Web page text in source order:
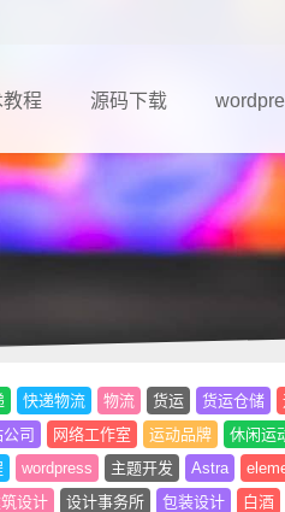
程 源码下载
快递物流 物流 货运 货运仓储
司 网络工作室 运动品牌 休闲运
wordpress 主题开发 Astra
设计 设计事务所 包装设计 白酒